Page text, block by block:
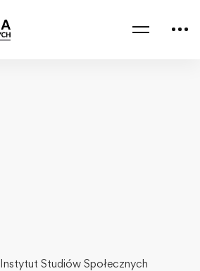
Instytut Studiów Społecznych